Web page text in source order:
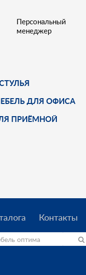
Персональный
менеджер
ДЛЯ ОФИСА
ПРИЁМНОЙ
Контакты